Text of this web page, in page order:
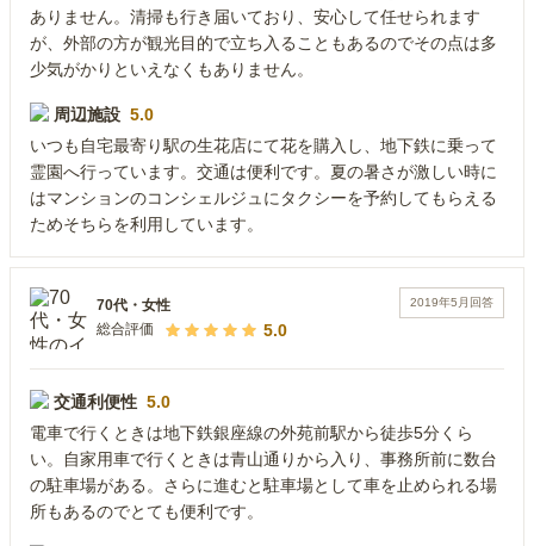
ありません。清掃も行き届いており、安心して任せられます
が、外部の方が観光目的で立ち入ることもあるのでその点は多
少気がかりといえなくもありません。
周辺施設 5.0
いつも自宅最寄り駅の生花店にて花を購入し、地下鉄に乗って
霊園へ行っています。交通は便利です。夏の暑さが激しい時に
はマンションのコンシェルジュにタクシーを予約してもらえる
ためそちらを利用しています。
2019年5月 回答
70代 ・ 女性
総合評価
5.0
交通利便性 5.0
電車で行くときは地下鉄銀座線の外苑前駅から徒歩5分くら
い。自家用車で行くときは青山通りから入り、事務所前に数台
の駐車場がある。さらに進むと駐車場として車を止められる場
所もあるのでとても便利です。